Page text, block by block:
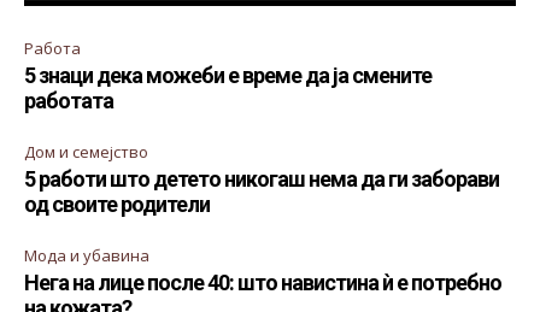
Работа
5 знаци дека можеби е време да ја смените
работата
Дом и семејство
5 работи што детето никогаш нема да ги заборави
од своите родители
Мода и убавина
Нега на лице после 40: што навистина ѝ е потребно